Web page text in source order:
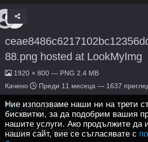
88.png hosted at LookMyImg
1920 × 800 — PNG 2.4 MB
Качено
Преди 11 месеца — 1637
Относно
No description provided.
Ние използваме наши ни на трети
бисквитки, за да подобрим вашия
нашите услуги. Ако продължите да
нашия сайт, вие се съгласявате с